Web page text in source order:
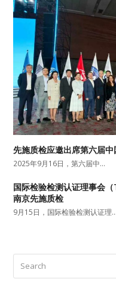
先施质检应邀出席第六届
2025年9月16日，第六届中…
国际检验检测认证理事会
南京先施质检
9月15日，国际检验检测认证理…